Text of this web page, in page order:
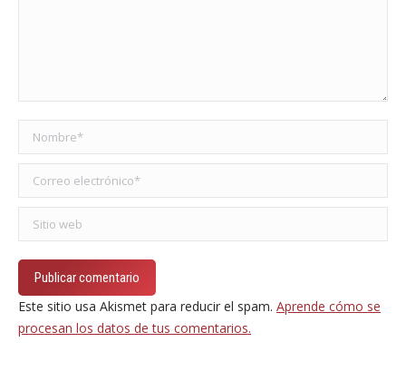
Nombre *
Correo electrónico *
Sitio web
Publicar comentario
Este sitio usa Akismet para reducir el spam. Aprende cómo se
procesan los datos de tus comentarios.